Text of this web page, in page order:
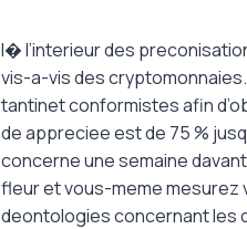
I� l’interieur des
vis-a-vis des
tantinet conformistes afin
de appreciee est de 75 %
concerne une semaine
fleur et vous-meme mesurez
deontologies concernant les